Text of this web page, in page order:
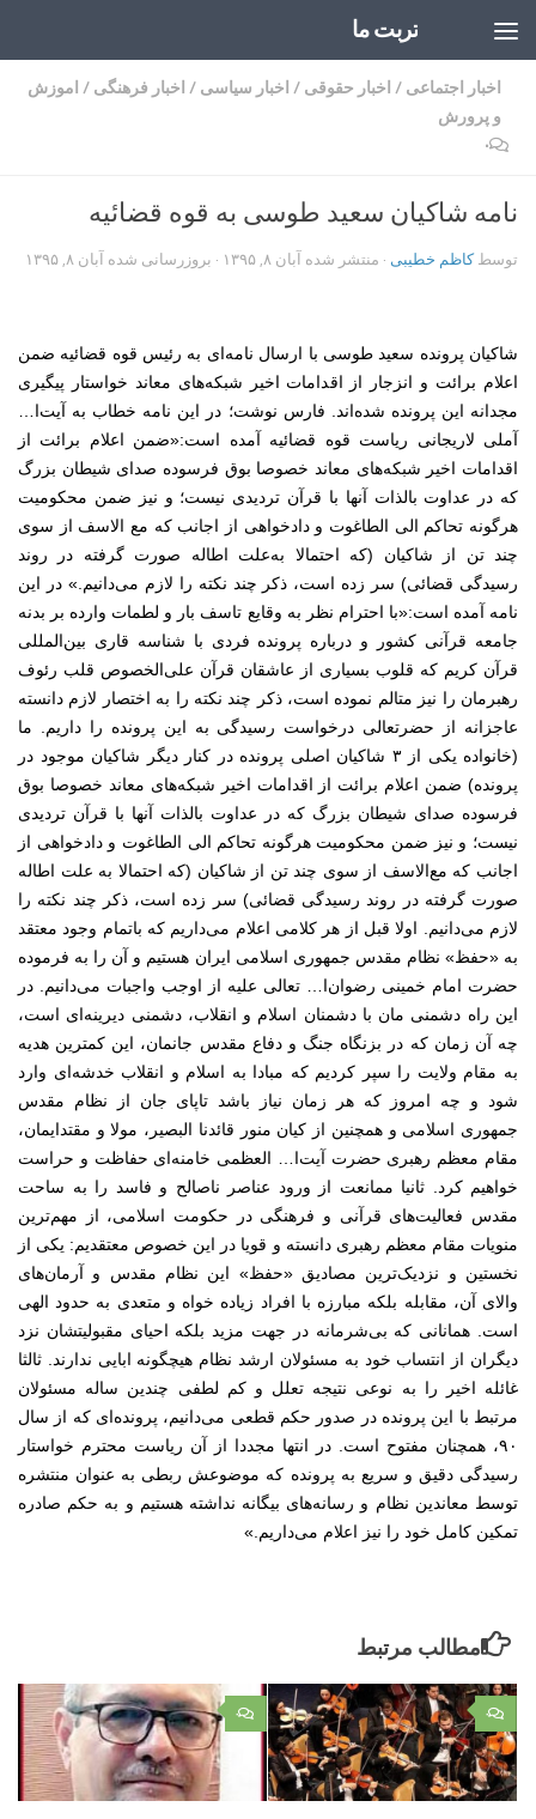
تربت ما
اخبار اجتماعی / اخبار حقوقی / اخبار سیاسی / اخبار فرهنگی / اموزش
و پرورش
۰
نامه شاکیان سعید طوسی به قوه قضائیه
توسطکاظم خطیبی · منتشر شده آبان ۸, ۱۳۹۵ · بروزرسانی شده آبان ۸, ۱۳۹۵
شاکیان پرونده سعید طوسی با ارسال نامه‌ای به رئیس قوه قضائیه ضمن
اعلام برائت و انزجار از اقدامات اخیر شبکه‌های معاند خواستار پیگیری
مجدانه این پرونده شده‌اند. فارس نوشت؛ در این نامه خطاب به آیت‌ا…
آملی لاریجانی ریاست قوه قضائیه آمده است:«ضمن اعلام برائت از
اقدامات اخیر شبکه‌های معاند خصوصا بوق فرسوده صدای شیطان بزرگ
که در عداوت بالذات آنها با قرآن تردیدی نیست؛ و نیز ضمن محکومیت
هرگونه تحاکم الی الطاغوت و دادخواهی از اجانب که مع الاسف از سوی
چند تن از شاکیان (که احتمالا به‌علت اطاله صورت گرفته در روند
رسیدگی قضائی) سر زده است، ذکر چند نکته را لازم می‌دانیم.» در این
نامه آمده است:«با احترام نظر به وقایع تاسف بار و لطمات وارده بر بدنه
جامعه قرآنی کشور و درباره پرونده فردی با شناسه قاری بین‌المللی
قرآن کریم که قلوب بسیاری از عاشقان قرآن علی‌الخصوص قلب رئوف
رهبرمان را نیز متالم نموده است، ذکر چند نکته را به اختصار لازم دانسته
عاجزانه از حضرتعالی درخواست رسیدگی به این پرونده را داریم. ما
(خانواده یکی از ۳ شاکیان اصلی پرونده در کنار دیگر شاکیان موجود در
پرونده) ضمن اعلام برائت از اقدامات اخیر شبکه‌های معاند خصوصا بوق
فرسوده صدای شیطان بزرگ که در عداوت بالذات آنها با قرآن تردیدی
نیست؛ و نیز ضمن محکومیت هرگونه تحاکم الی الطاغوت و دادخواهی از
اجانب که مع‌الاسف از سوی چند تن از شاکیان (که احتمالا به‌ علت اطاله
صورت گرفته در روند رسیدگی قضائی) سر زده است، ذکر چند نکته را
لازم می‌دانیم. اولا قبل از هر کلامی اعلام می‌داریم که باتمام وجود معتقد
به «حفظ» نظام مقدس جمهوری اسلامی ایران هستیم و آن را به فرموده
حضرت امام خمینی رضوان‌ا… تعالی علیه از اوجب واجبات می‌دانیم. در
این راه دشمنی مان با دشمنان اسلام و انقلاب، دشمنی دیرینه‌ای است،
چه آن زمان که در بزنگاه جنگ و دفاع مقدس جانمان، این کمترین هدیه
به مقام ولایت را سپر کردیم که مبادا به اسلام و انقلاب خدشه‌ای وارد
شود و چه امروز که هر زمان نیاز باشد تاپای جان از نظام مقدس
جمهوری اسلامی و همچنین از کیان منور قائدنا البصیر، مولا و مقتدایمان،
مقام معظم رهبری حضرت آیت‌ا… العظمی خامنه‌ای حفاظت و حراست
خواهیم کرد. ثانیا ممانعت از ورود عناصر ناصالح و فاسد را به ساحت
مقدس فعالیت‌های قرآنی و فرهنگی در حکومت اسلامی، از مهم‌ترین
منویات مقام معظم رهبری دانسته و قویا در این خصوص معتقدیم: یکی از
نخستین و نزدیک‌ترین مصادیق «حفظ» این نظام مقدس و آرمان‌های
والای آن، مقابله بلکه مبارزه با افراد زیاده خواه و متعدی به حدود الهی
است. همانانی که بی‌شرمانه در جهت مزید بلکه احیای مقبولیتشان نزد
دیگران از انتساب خود به مسئولان ارشد نظام هیچگونه ابایی ندارند. ثالثا
غائله اخیر را به نوعی نتیجه تعلل و کم لطفی چندین ساله مسئولان
مرتبط با این پرونده در صدور حکم قطعی می‌دانیم، پرونده‌ای که از سال
۹۰، همچنان مفتوح است. در انتها مجددا از آن ریاست محترم خواستار
رسیدگی دقیق و سریع به پرونده که موضوعش ربطی به عنوان منتشره
توسط معاندین نظام و رسانه‌های بیگانه نداشته هستیم و به حکم صادره
تمکین کامل خود را نیز اعلام می‌داریم.»
مطالب مرتبط
۰ ۰